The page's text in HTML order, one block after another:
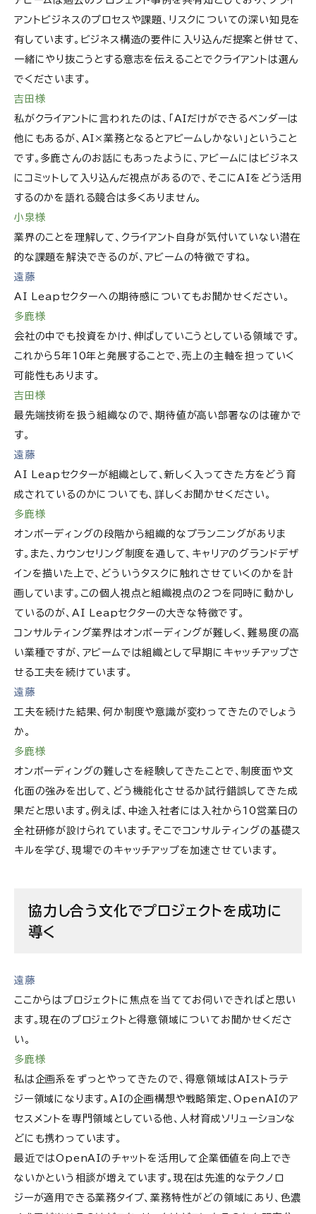
アントビジネスのプロセスや課題、リスクについての深い知見を
有しています。ビジネス構造の要件に入り込んだ提案と併せて、
一緒にやり抜こうとする意志を伝えることでクライアントは選ん
でくださいます。
吉田様
私がクライアントに言われたのは、「AIだけができるベンダーは
他にもあるが、AI×業務となるとアビームしかない」ということ
です。多鹿さんのお話にもあったように、アビームにはビジネス
にコミットして入り込んだ視点があるので、そこにAIをどう活用
するのかを語れる競合は多くありません。
小泉様
業界のことを理解して、クライアント自身が気付いていない潜在
的な課題を解決できるのが、アビームの特徴ですね。
遠藤
AI Leapセクターへの期待感についてもお聞かせください。
多鹿様
会社の中でも投資をかけ、伸ばしていこうとしている領域です。
これから5年10年と発展することで、売上の主軸を担っていく
可能性もあります。
吉田様
最先端技術を扱う組織なので、期待値が高い部署なのは確かで
す。
遠藤
AI Leapセクターが組織として、新しく入ってきた方をどう育
成されているのかについても、詳しくお聞かせください。
多鹿様
オンボーディングの段階から組織的なプランニングがありま
す。また、カウンセリング制度を通して、キャリアのグランドデザ
インを描いた上で、どういうタスクに触れさせていくのかを計
画しています。この個人視点と組織視点の2つを同時に動かし
ているのが、AI Leapセクターの大きな特徴です。
コンサルティング業界はオンボーディングが難しく、難易度の高
い業種ですが、アビームでは組織として早期にキャッチアップさ
せる工夫を続けています。
遠藤
工夫を続けた結果、何か制度や意識が変わってきたのでしょう
か。
多鹿様
オンボーディングの難しさを経験してきたことで、制度面や文
化面の強みを出して、どう機能化させるか試行錯誤してきた成
果だと思います。例えば、中途入社者には入社から10営業日の
全社研修が設けられています。そこでコンサルティングの基礎ス
キルを学び、現場でのキャッチアップを加速させています。
協力し合う文化でプロジェクトを成功に
導く
遠藤
ここからはプロジェクトに焦点を当ててお伺いできればと思い
ます。現在のプロジェクトと得意領域についてお聞かせくださ
い。
多鹿様
私は企画系をずっとやってきたので、得意領域はAIストラテ
ジー領域になります。AIの企画構想や戦略策定、OpenAIのア
セスメントを専門領域としている他、人材育成ソリューションな
どにも携わっています。
最近ではOpenAIのチャットを活用して企業価値を向上でき
ないかという相談が増えています。現在は先進的なテクノロ
ジーが適用できる業務タイプ、業務特性がどの領域にあり、色濃